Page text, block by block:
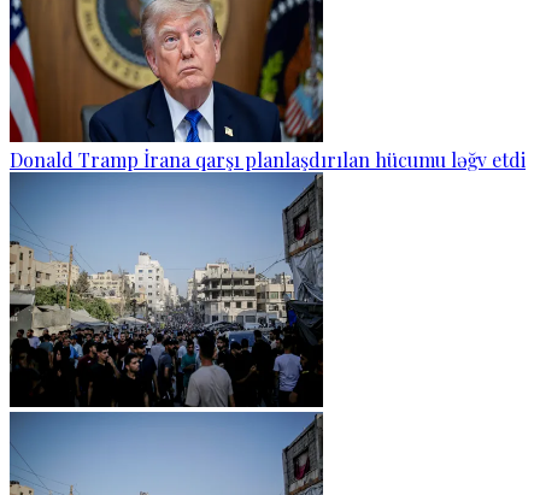
Donald Tramp İrana qarşı planlaşdırılan hücumu ləğv etdi